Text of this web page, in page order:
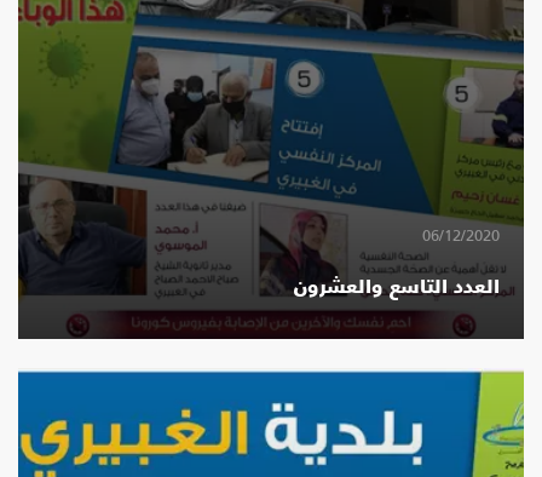
06/12/2020
العدد التاسع والعشرون